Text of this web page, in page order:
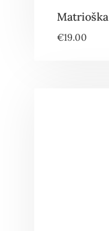
Matrioška
€19.00